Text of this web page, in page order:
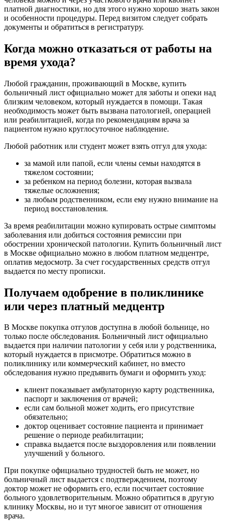
платной диагностики, но для этого нужно хорошо знать закон
и особенности процедуры. Перед визитом следует собрать
документы и обратиться в регистратуру.
Когда можно отказаться от работы на
время ухода?
Любой гражданин, проживающий в Москве, купить
больничный лист официально может для заботы и опеки над
близким человеком, который нуждается в помощи. Такая
необходимость может быть вызвана патологией, операцией
или реабилитацией, когда по рекомендациям врача за
пациентом нужно круглосуточное наблюдение.
Любой работник или студент может взять отгул для ухода:
за мамой или папой, если члены семьи находятся в
тяжелом состоянии;
за ребенком на период болезни, которая вызвала
тяжелые осложнения;
за любым родственником, если ему нужно внимание на
период восстановления.
За время реабилитации можно купировать острые симптомы
заболевания или добиться состояния ремиссии при
обострении хронической патологии. Купить больничный лист
в Москве официально можно в любом платном медцентре,
оплатив медосмотр. За счет государственных средств отгул
выдается по месту прописки.
Получаем одобрение в поликлинике
или через платный медцентр
В Москве покупка отгулов доступна в любой больнице, но
только после обследования. Больничный лист официально
выдается при наличии патологии у себя или у родственника,
который нуждается в присмотре. Обратиться можно в
поликлинику или коммерческий кабинет, но вместо
обследования нужно предъявить бумаги и оформить уход:
клиент показывает амбулаторную карту родственника,
паспорт и заключения от врачей;
если сам больной может ходить, его присутствие
обязательно;
доктор оценивает состояние пациента и принимает
решение о периоде реабилитации;
справка выдается после выздоровления или появлении
улучшений у больного.
При покупке официально трудностей быть не может, но
больничный лист выдается с подтверждением, поэтому
доктор может не оформить его, если посчитает состояние
больного удовлетворительным. Можно обратиться в другую
клинику Москвы, но и тут многое зависит от отношения
врача.